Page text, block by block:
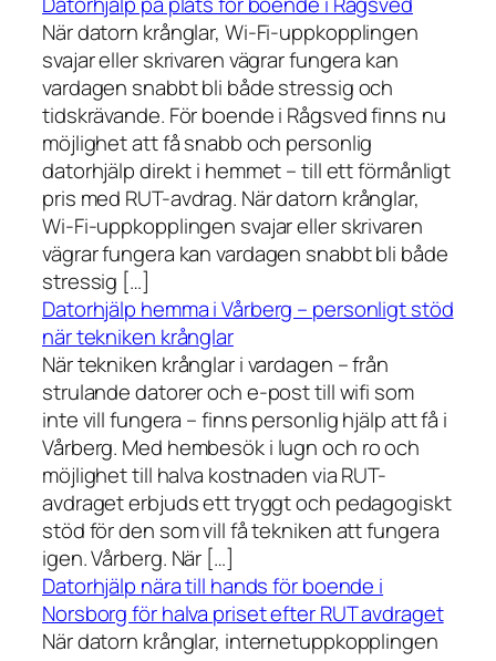
När datorn krånglar, Wi-Fi-uppkopplingen
svajar eller skrivaren vägrar fungera kan
vardagen snabbt bli både stressig och
tidskrävande. För boende i Rågsved finns nu
möjlighet att få snabb och personlig
datorhjälp direkt i hemmet – till ett förmånligt
pris med RUT-avdrag. När datorn krånglar,
Wi-Fi-uppkopplingen svajar eller skrivaren
vägrar fungera kan vardagen snabbt bli både
stressig […]
Datorhjälp hemma i Vårberg – personligt stöd
när tekniken krånglar
När tekniken krånglar i vardagen – från
strulande datorer och e-post till wifi som
inte vill fungera – finns personlig hjälp att få i
Vårberg. Med hembesök i lugn och ro och
möjlighet till halva kostnaden via RUT-
avdraget erbjuds ett tryggt och pedagogiskt
stöd för den som vill få tekniken att fungera
igen. Vårberg. När […]
Datorhjälp nära till hands för boende i
Norsborg för halva priset efter RUT avdraget
När datorn krånglar, internetuppkopplingen